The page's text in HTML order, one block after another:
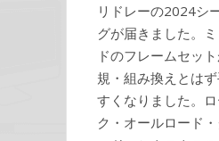
リドレーの2024シ
グが届きました。
ドのフレームセッ
規・組み換えとは
すくなりました。
ク・オールロード